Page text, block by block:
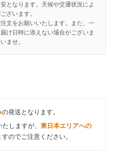
となります。天候や交通状況によ
ざいます。
文をお願いいたします。また、一
け日時に添えない場合がございま
ませ。
の発送となります。
たしますが、東日本エリアへの
すのでご注意ください。